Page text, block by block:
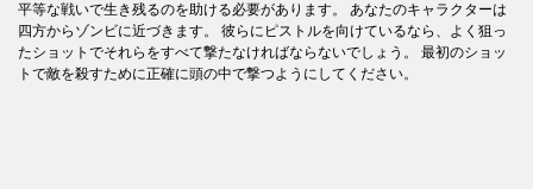
平等な戦いで生き残るのを助ける必要があります。 あなたのキャラクターは
四方からゾンビに近づきます。 彼らにピストルを向けているなら、よく狙っ
たショットでそれらをすべて撃たなければならないでしょう。 最初のショッ
トで敵を殺すために正確に頭の中で撃つようにしてください。